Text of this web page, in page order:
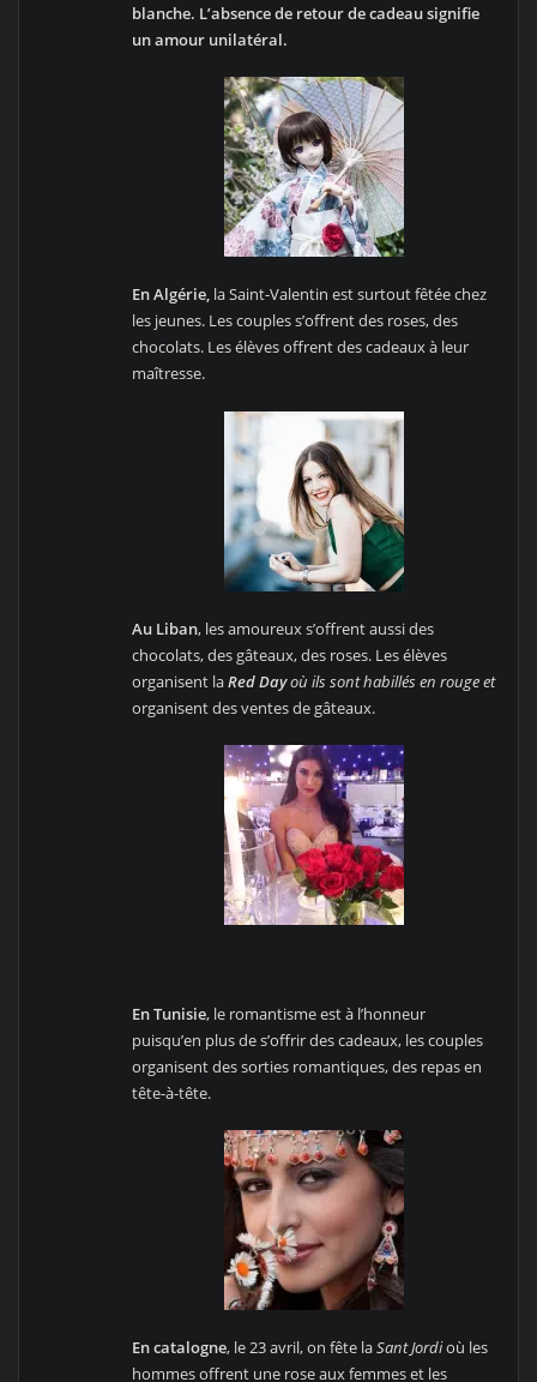
blanche. L’absence de retour de cadeau signifie
un amour unilatéral.
En Algérie, la Saint-Valentin est surtout fêtée chez
les jeunes. Les couples s’offrent des roses, des
chocolats. Les élèves offrent des cadeaux à leur
maîtresse.
Au Liban, les amoureux s’offrent aussi des
chocolats, des gâteaux, des roses. Les élèves
organisent laRed Dayoù ils sont habillés en rouge et
organisent des ventes de gâteaux.
En Tunisie, le romantisme est à l’honneur
puisqu’en plus de s’offrir des cadeaux, les couples
organisent des sorties romantiques, des repas en
tête-à-tête.
En catalogne, le 23 avril, on fête laSant Jordioù les
hommes offrent une rose aux femmes et les